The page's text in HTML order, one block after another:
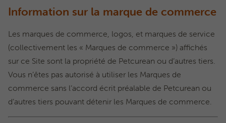
Information sur la marque de commerce
Les marques de commerce, logos, et marques de service
(collectivement les « Marques de commerce ») affichés
sur ce Site sont la propriété de Petcurean ou d’autres tiers.
Vous n’êtes pas autorisé à utiliser les Marques de
commerce sans l’accord écrit préalable de Petcurean ou
d’autres tiers pouvant détenir les Marques de commerce.